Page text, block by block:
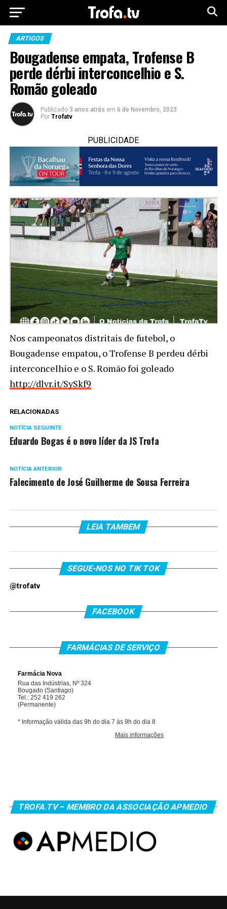
ARTIGOS
Bougadense empata, Trofense B
perde dérbi interconcelhio e S.
Romão goleado
Publicado 3 anos atrás em 6 de Novembro, 2023
Por Trofatv
PUBLICIDADE
Nos campeonatos distritais de futebol, o
Bougadense empatou, o Trofense B perdeu dérbi
interconcelhio e o S. Romão foi goleado
http://dlvr.it/SySkf9
RELACIONADAS
NOTÍCIA SEGUINTE
Eduardo Bogas é o novo líder da JS Trofa
NOTÍCIA ANTERIOR
Falecimento de José Guilherme de Sousa Ferreira
LEIA TAMBEM
SEGUE-NOS NO TIK TOK
@trofatv
FACEBOOK
FARMÁCIAS DE SERVIÇO
TROFA.TV – MEMBRO DA ASSOCIAÇÃO APMEDIO